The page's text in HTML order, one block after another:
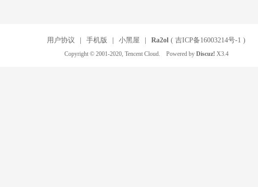
用户协议 手机版 小黑屋 Ra2ol ( 吉ICP备16003214号-1 )
Copyright © 2001-2020, Tencent Cloud. Powered by Discuz! X3.4